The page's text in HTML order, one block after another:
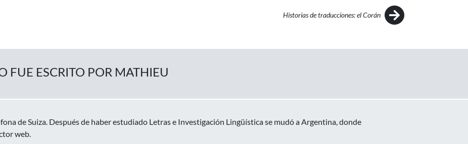
Historias de traducciones: el Corán
FUE ESCRITO POR MATHIEU
de Suiza. Después de haber estudiado Letras e Investigación Lingüística se mudó a Argentina, donde
web.